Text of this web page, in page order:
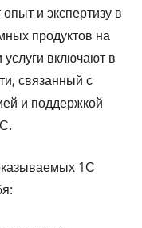
и экспертизу в
продуктов на
включают в
связанный с
и поддержкой
1С